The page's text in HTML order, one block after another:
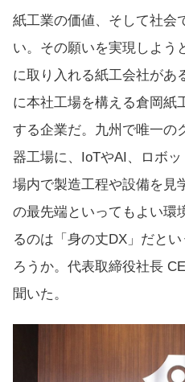
紙工業の価値、そして社会
い。その願いを実現しよう
に取り入れる紙工会社があ
に本社工場を構える倉岡紙
する企業だ。九州で唯一の
器工場に、IoTやAI、ロボ
場内で製造工程や設備を見
の最先端といってもよい環
るのは「身の丈DX」だと
ろうか。代表取締役社長
聞いた。